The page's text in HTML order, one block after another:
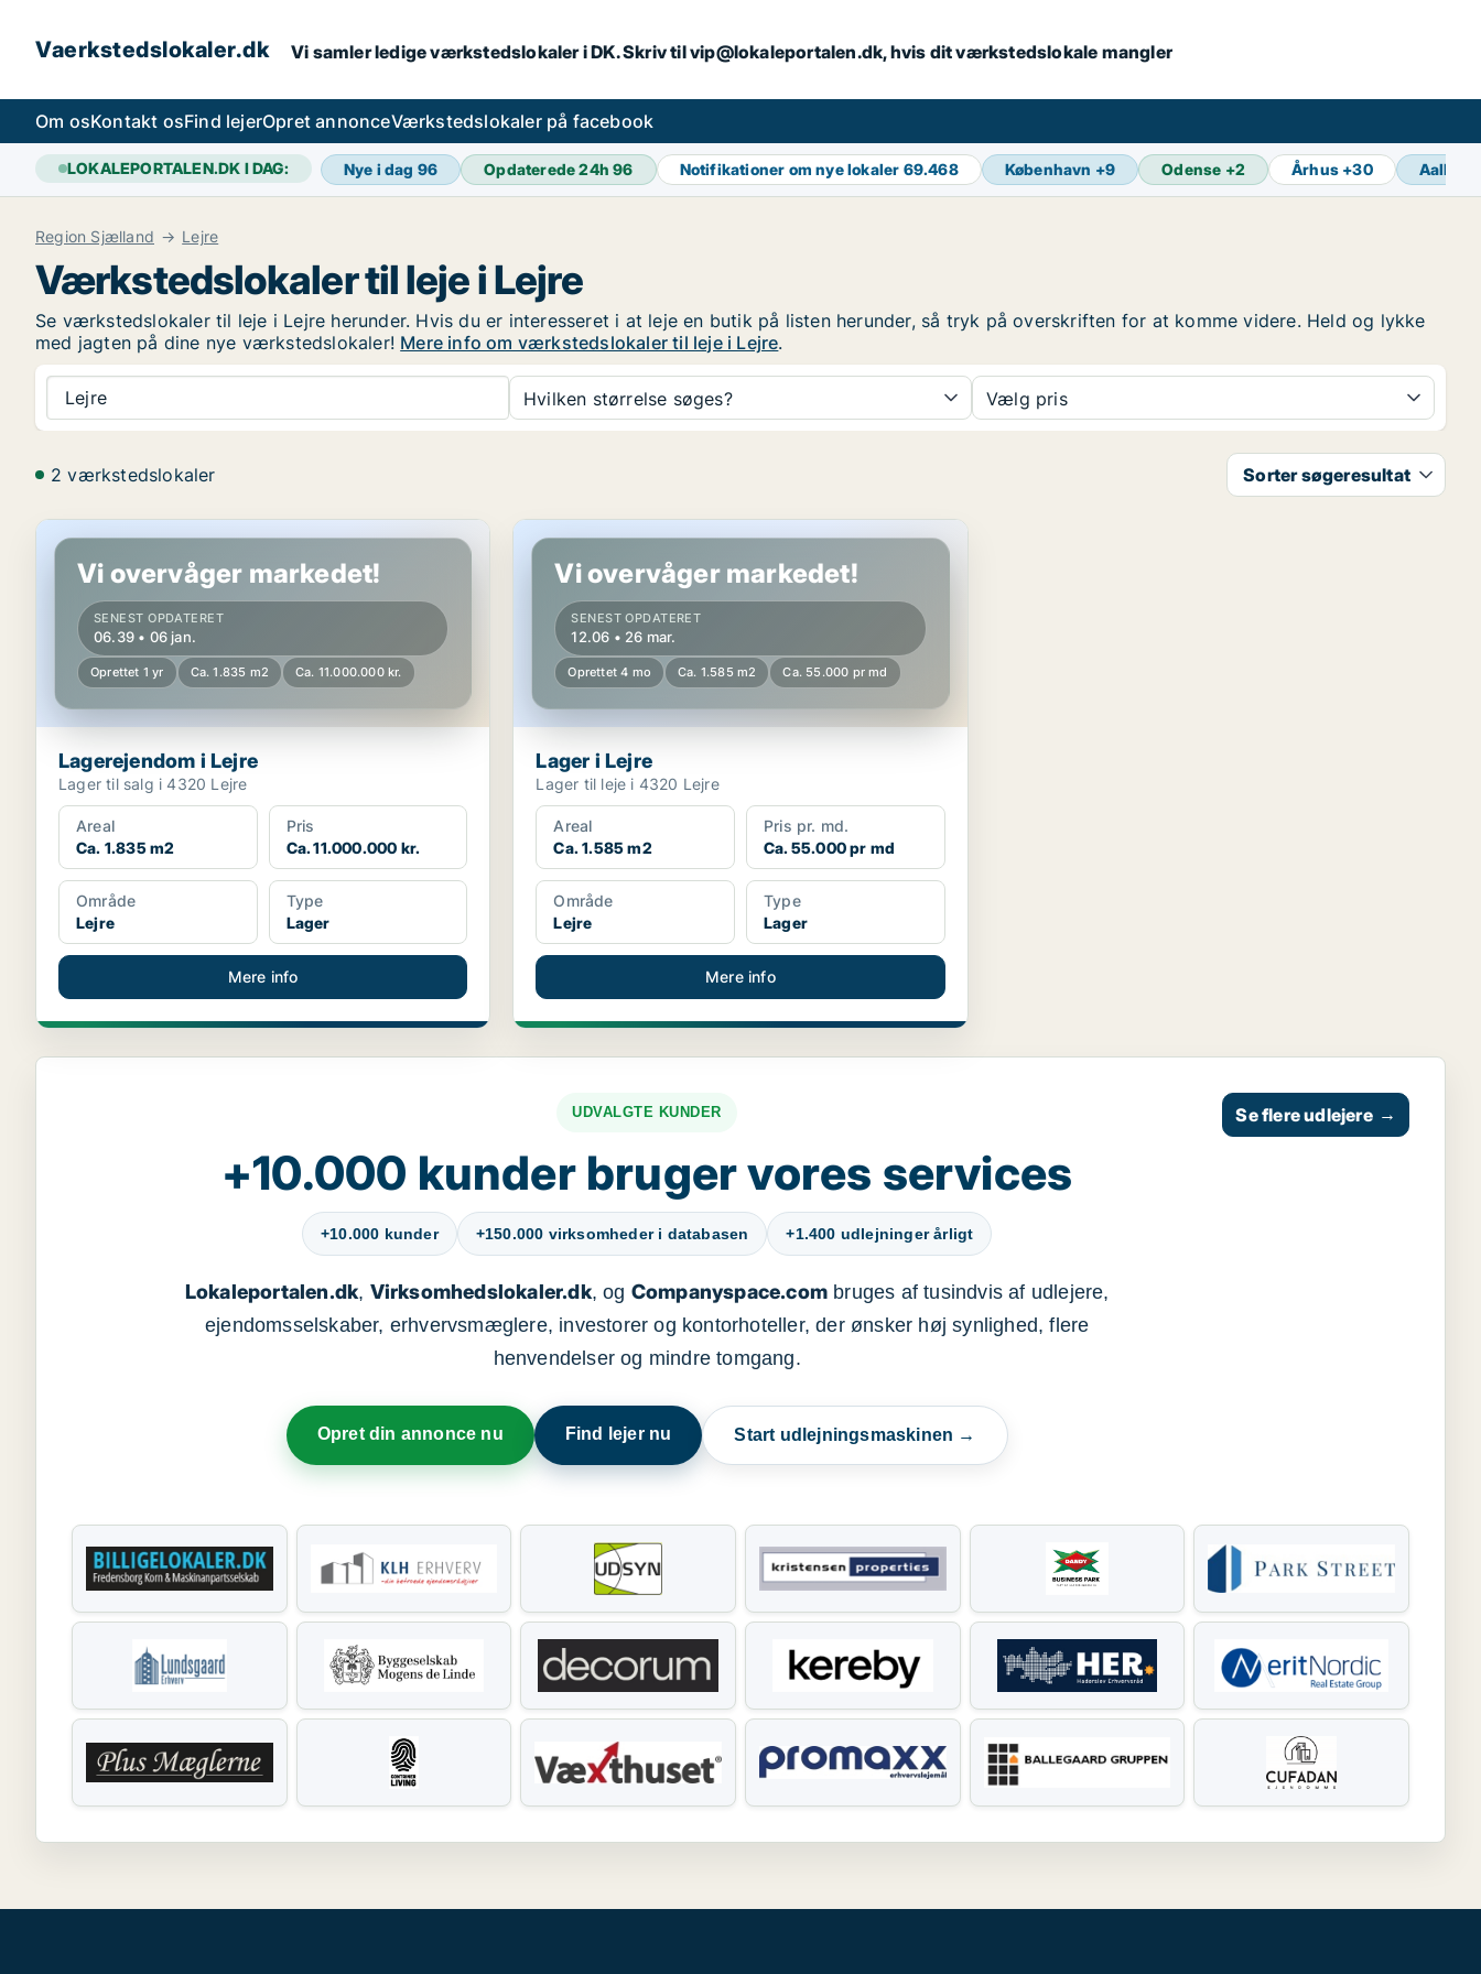
Vaerkstedslokaler.dk Vi samler ledige værkstedslokaler i DK. Skriv til vip@lokaleportalen.dk, hvis dit værkstedslokale mangler
Om osKontakt osFind lejerOpret annonceVærkstedslokaler på facebook
LOKALEPORTALEN.DK I DAG: Nye i dag 96 Opdaterede 24h96 Notifikationer om nye lokaler 69.468 København +9 Odense +2 Århus +30 Aalborg
Region Sjælland Lejre
Værkstedslokaler til leje i Lejre
Se værkstedslokaler til leje i Lejre herunder. Hvis du er interesseret i at leje en butik på listen herunder, så tryk på overskriften for at komme videre. Held og lykke
med jagten på dine nye værkstedslokaler! Mere info om værkstedslokaler til leje i Lejre.
Lejre Hvilken størrelse søges? Vælg pris
2 værkstedslokaler Sorter søgeresultat
Lagerejendom i Lejre
Vi overvåger markedet!
SENEST OPDATERET
06.39 • 06 jan.
Oprettet 1 yr Ca. 1.835 m2 Ca. 11.000.000 kr.
Lagerejendom i Lejre
Lager til salg i 4320 Lejre
Areal
Ca. 1.835 m2
Pris
Ca. 11.000.000 kr.
Område
Lejre
Type
Lager
Mere info
Lager i Lejre
Vi overvåger markedet!
SENEST OPDATERET
12.06 • 26 mar.
Oprettet 4 mo Ca. 1.585 m2 Ca. 55.000 pr md
Lager i Lejre
Lager til leje i 4320 Lejre
Areal
Ca. 1.585 m2
Pris pr. md.
Ca. 55.000 pr md
Område
Lejre
Type
Lager
Mere info
UDVALGTE KUNDER
+10.000 kunder bruger vores services
+10.000 kunder +150.000 virksomheder i databasen +1.400 udlejninger årligt
Lokaleportalen.dk, Virksomhedslokaler.dk, og Companyspace.combruges af tusindvis af udlejere,
ejendomsselskaber, erhvervsmæglere, investorer og kontorhoteller, der ønsker høj synlighed, flere
henvendelser og mindre tomgang.
Opret din annonce nu Find lejer nu Start udlejningsmaskinen →
Se flere udlejere →